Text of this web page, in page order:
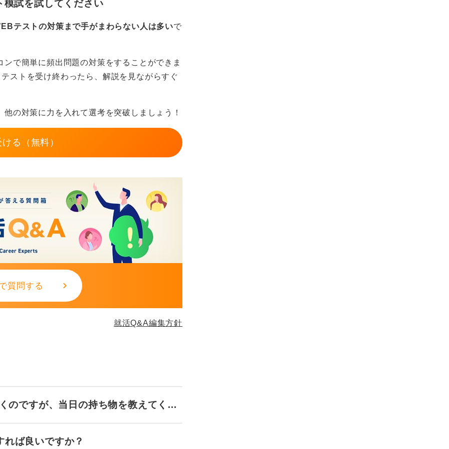
料で使えるサイトのなかには、個人情報
イトもあるため、個人情報の取り扱いに
試を試してください
テストの対策まで手がまわらない人は多いで
ンで簡単に頻出問題の対策をすることができま
テストを受け終わったら、解説を見ながらすぐ
の対策に力を入れて選考を突破しましょう！
る（無料）
質問する
就活Q&A編集方針
のですが、当日の持ち物を教えてくだ
ば良いですか？